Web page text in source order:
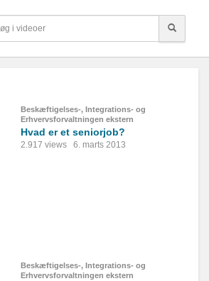
Beskæftigelses-, Integrations- og
Erhvervsforvaltningen ekstern
Hvad er et seniorjob?
2.917 views 6. marts 2013
Beskæftigelses-, Integrations- og
Erhvervsforvaltningen ekstern